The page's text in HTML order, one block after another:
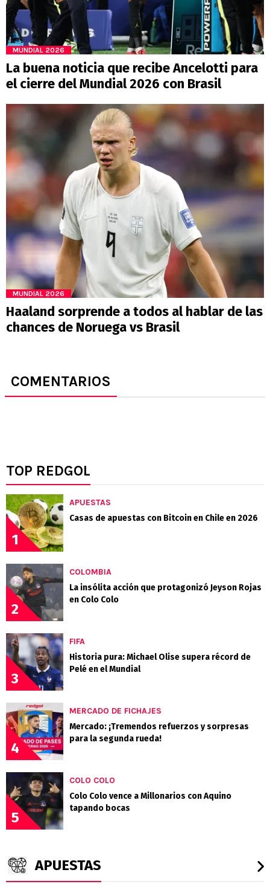
MUNDIAL 2026
La buena noticia que recibe Ancelotti para
el cierre del Mundial 2026 con Brasil
MUNDIAL 2026
Haaland sorprende a todos al hablar de las
chances de Noruega vs Brasil
COMENTARIOS
TOP REDGOL
1
APUESTAS
Casas de apuestas con Bitcoin en Chile en 2026
2
COLOMBIA
La insólita acción que protagonizó Jeyson Rojas
en Colo Colo
3
FIFA
Historia pura: Michael Olise supera récord de
Pelé en el Mundial
4
MERCADO DE FICHAJES
Mercado: ¡Tremendos refuerzos y sorpresas
para la segunda rueda!
5
COLO COLO
Colo Colo vence a Millonarios con Aquino
tapando bocas
APUESTAS